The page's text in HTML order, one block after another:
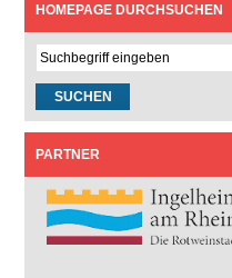
HOMEPAGE DURCHSUCHEN
PARTNER